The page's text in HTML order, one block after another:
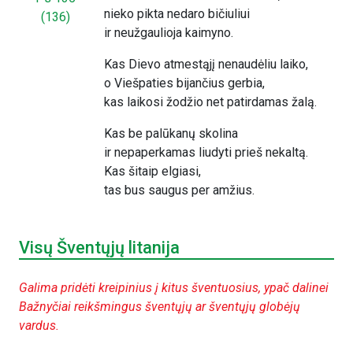
(136)
nieko pikta nedaro bičiuliui
ir neužgaulioja kaimyno.
Kas Dievo atmestąjį nenaudėliu laiko,
o Viešpaties bijančius gerbia,
kas laikosi žodžio net patirdamas žalą.
Kas be palūkanų skolina
ir nepaperkamas liudyti prieš nekaltą.
Kas šitaip elgiasi,
tas bus saugus per amžius.
Visų Šventųjų litanija
Galima pridėti kreipinius į kitus šventuosius, ypač dalinei
Bažnyčiai reikšmingus šventųjų ar šventųjų globėjų
vardus.